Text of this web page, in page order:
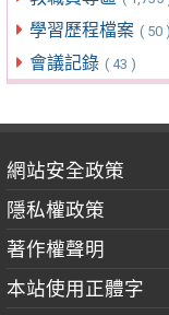
學習歷程檔案 ( 50 )
會議記錄 ( 43 )
網站安全政策
隱私權政策
著作權聲明
本站使用正體字